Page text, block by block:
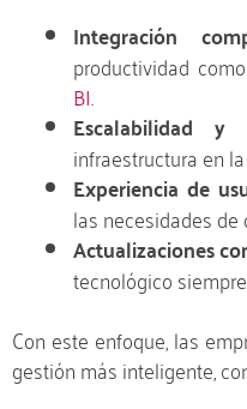
Integración
productividad como
BI.
Escalabilidad y
infraestructura en
Experiencia de
las necesidades
Actualizaciones
tecnológico
Con este enfoque, las
gestión más inteligente,